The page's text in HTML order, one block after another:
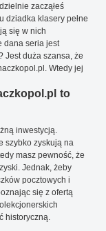
zacząłeś
dziadka klasery pełne
się w nich
dana seria jest
Jest duża szansa, że
Wtedy jej
to
inwestycją.
szybko zyskują na
masz pewność, że
Jednak, żeby
pocztowych i
się z ofertą
historyczną.